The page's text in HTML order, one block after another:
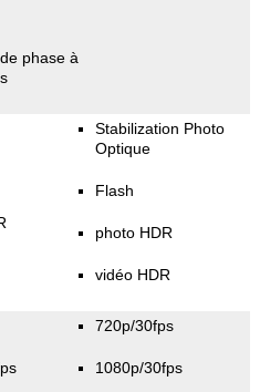
phase à
Stabilization Photo
Optique
Flash
photo HDR
vidéo HDR
720p/30fps
1080p/30fps